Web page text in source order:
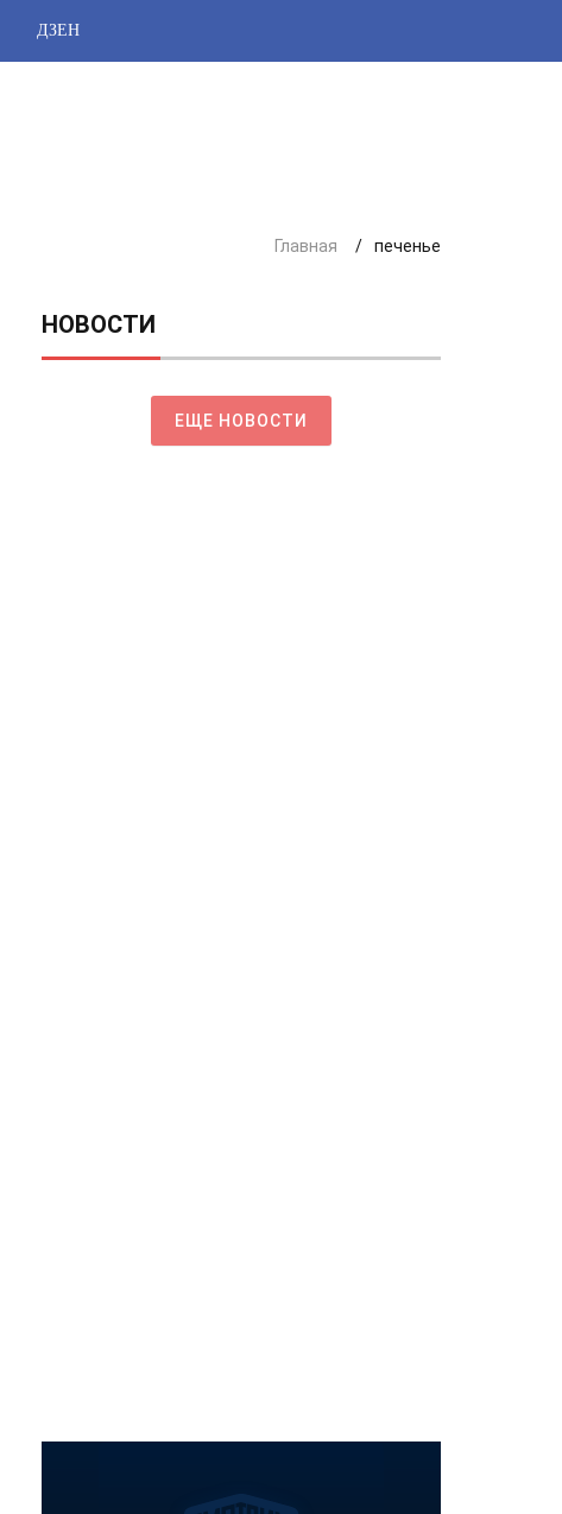
ДЗЕН
Главная печенье
НОВОСТИ
ЕЩЕ НОВОСТИ